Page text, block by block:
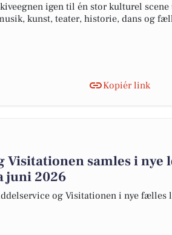
igen til én stor kulturel scene
kunst, teater, historie, dans og
Kopiér link
samles i nye
juni 2026
og Visitationen i nye fælles